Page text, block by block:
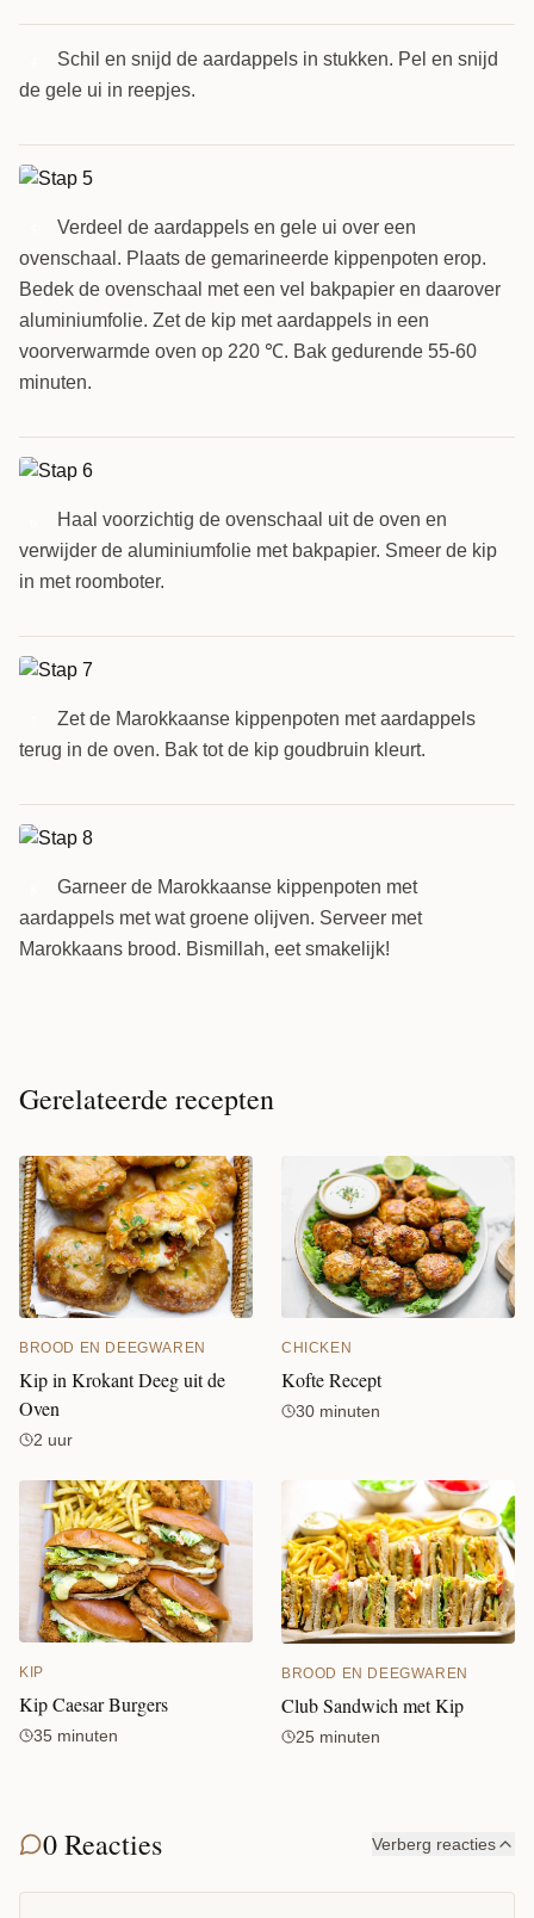
Schil en snijd de aardappels in stukken. Pel en snijd
de gele ui in reepjes.
Verdeel de aardappels en gele ui over een
ovenschaal. Plaats de gemarineerde kippenpoten erop.
Bedek de ovenschaal met een vel bakpapier en daarover
aluminiumfolie. Zet de kip met aardappels in een
voorverwarmde oven op 220 ℃. Bak gedurende 55-60
minuten.
Haal voorzichtig de ovenschaal uit de oven en
verwijder de aluminiumfolie met bakpapier. Smeer de kip
in met roomboter.
Zet de Marokkaanse kippenpoten met aardappels
terug in de oven. Bak tot de kip goudbruin kleurt.
Garneer de Marokkaanse kippenpoten met
aardappels met wat groene olijven. Serveer met
Marokkaans brood. Bismillah, eet smakelijk!
Gerelateerde recepten
BROOD EN DEEGWAREN
Kip in Krokant Deeg uit de
Oven
2 uur
CHICKEN
Kofte Recept
30 minuten
KIP
Kip Caesar Burgers
35 minuten
BROOD EN DEEGWAREN
Club Sandwich met Kip
25 minuten
0 Reacties Verberg reacties